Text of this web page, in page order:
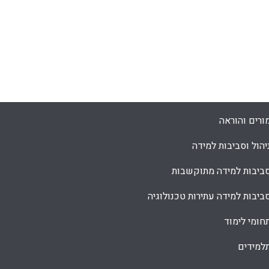
והוראה
וסביבות למידה
למידה מתוקשבות
למידה עתירות טכנולוגיה
לימוד